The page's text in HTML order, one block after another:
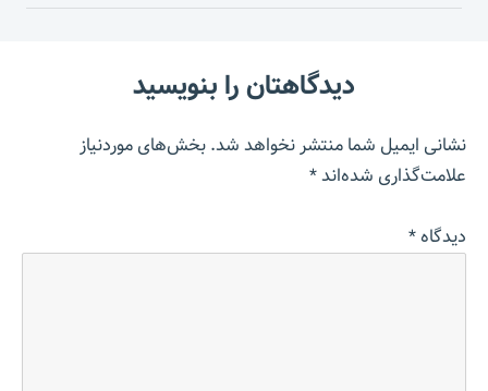
دیدگاهتان را بنویسید
نشانی ایمیل شما منتشر نخواهد شد.بخش‌های موردنیاز
علامت‌گذاری شده‌اند*
دیدگاه*